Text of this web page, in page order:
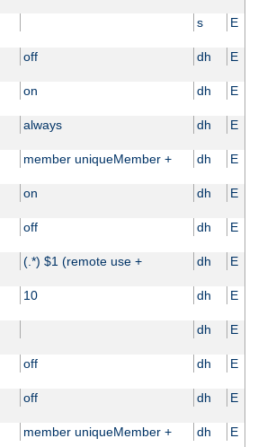
s E
off dh E
on dh E
always dh E
member uniqueMember + dh E
on dh E
off dh E
(.*) $1 (remote use + dh E
10 dh E
dh E
off dh E
off dh E
member uniqueMember + dh E